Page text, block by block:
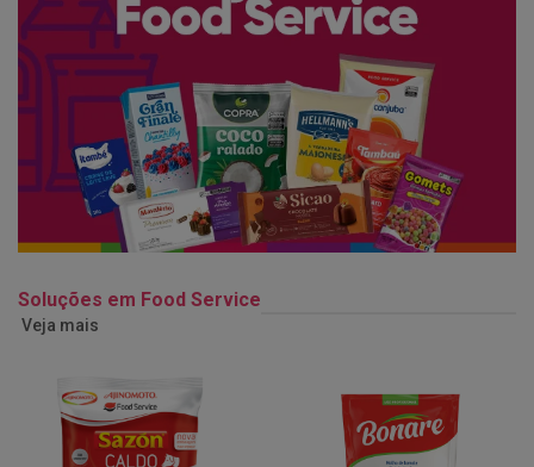
Soluções em Food Service
Veja mais